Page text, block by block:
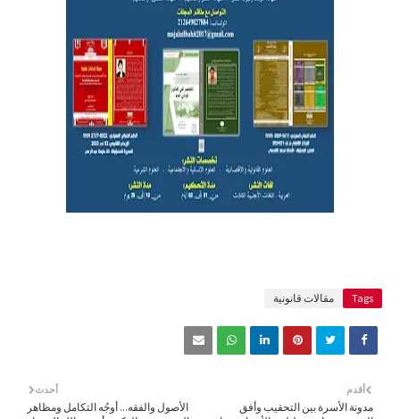
Tags مقالات قانونية
أحدث
الأصول والفقه... أوجُه التكامل ومظاهر
أقدم
مدونة الأسرة بين التحقيب وأفق